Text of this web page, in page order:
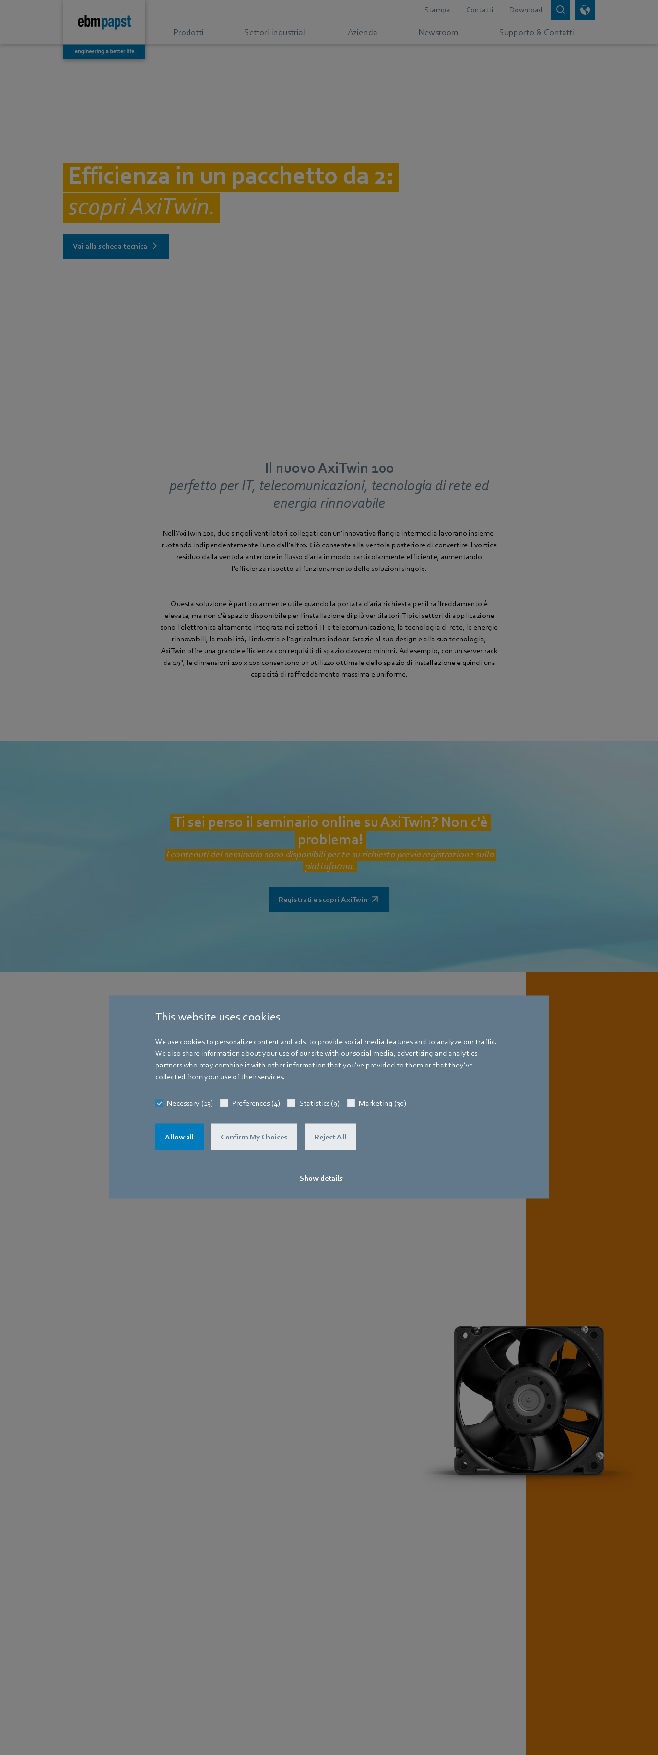
This website uses cookies
We use cookies to personalize content and ads, to provide social media features and to analyze our traffic.
We also share information about your use of our site with our social media, advertising and analytics
partners who may combine it with other information that you’ve provided to them or that they’ve
collected from your use of their services.
Necessary (13) Preferences (4) Statistics (9) Marketing (30)
Allow all Confirm My Choices Reject All
Show details
Stampa Contatti Download
Prodotti Settori industriali Azienda Newsroom Supporto & Contatti
Efficienza in un pacchetto da 2:
scopri AxiTwin.
Vai alla scheda tecnica
Il nuovo AxiTwin 100
perfetto per IT, telecomunicazioni, tecnologia di rete ed
energia rinnovabile
Nell'AxiTwin 100, due singoli ventilatori collegati con un'innovativa flangia intermedia lavorano insieme,
ruotando indipendentemente l'uno dall'altro. Ciò consente alla ventola posteriore di convertire il vortice
residuo dalla ventola anteriore in flusso d'aria in modo particolarmente efficiente, aumentando
l'efficienza rispetto al funzionamento delle soluzioni singole.
Questa soluzione è particolarmente utile quando la portata d'aria richiesta per il raffreddamento è
elevata, ma non c'è spazio disponibile per l'installazione di più ventilatori. Tipici settori di applicazione
sono l'elettronica altamente integrata nei settori IT e telecomunicazione, la tecnologia di rete, le energie
rinnovabili, la mobilità, l'industria e l'agricoltura indoor. Grazie al suo design e alla sua tecnologia,
AxiTwin offre una grande efficienza con requisiti di spazio davvero minimi. Ad esempio, con un server rack
da 19", le dimensioni 100 x 100 consentono un utilizzo ottimale dello spazio di installazione e quindi una
capacità di raffreddamento massima e uniforme.
Ti sei perso il seminario online su AxiTwin? Non c'è
problema!
I contenuti del seminario sono disponibili per te su richiesta previa registrazione sulla
piattaforma.
Registrati e scopri AxiTwin